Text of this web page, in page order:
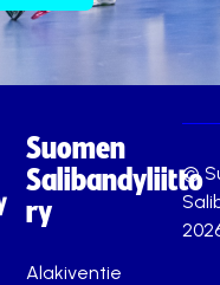
Suomen
Salibandyliitto
ry
Alakiventie
©